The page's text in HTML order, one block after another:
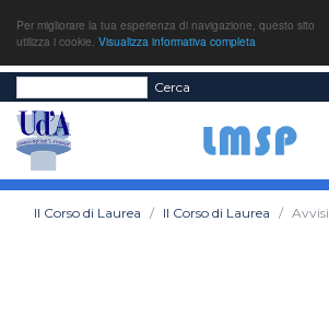
Per migliorare la tua esperienza di navigazione, questo sito
utilizza i cookie. Visualizza informativa completa
Cerca
Il Corso di Laurea Il Corso di Laurea Avvisi